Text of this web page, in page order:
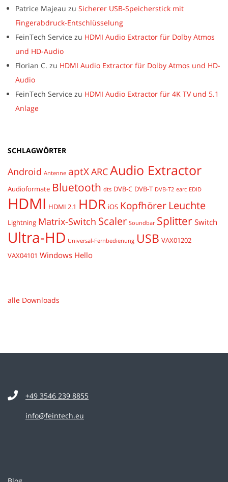
Patrice Majeau zu Sicherer USB-Speicherstick mit
Fingerabdruck-Entschlüsselung
FeinTech Service zu HDMI Audio Extractor für Dolby Atmos
und HD-Audio
Florian C. zu HDMI Audio Extractor für Dolby Atmos und HD-
Audio
FeinTech Service zu HDMI Audio Extractor für 4K TV und 5.1
Anlage
SCHLAGWÖRTER
Android Antenne aptXARCAudio Extractor
Audioformate Bluetooth dts DVB-C DVB-T DVB-T2 earc EDID
HDMI HDMI 2.1 HDR iOS Kopfhörer Leuchte
Lightning Matrix-Switch Scaler Soundbar Splitter Switch
Ultra-HD Universal-Fernbedienung USB VAX01202
VAX04101 Windows Hello
alle Downloads
+49 3546 239 8855
info@feintech.eu